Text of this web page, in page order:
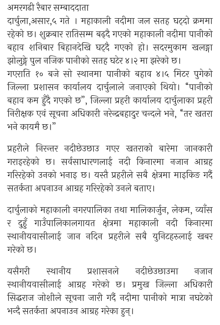
अमरगढी रैबार सम्बाददाता
दार्चुला,असार,५ गते । महाकाली नदीमा जल सतह घट्दो क्रममा
रहेको छ। शुक्रबार रातिसम्म बढ्दै गएको महाकाली नदीमा पानीको
बहाव शनिबार बिहानदेखि घट्दै गएको हो। सदरमुकाम खलङ्गा
झोलुङ्गे पुल नजिक पानीको सतह घटेर ४।२ मा झरेको छ।
गएराति १० बजे सो स्थानमा पानीको बहाव ४।५ मिटर पुगेको
जिल्ला प्रशासन कार्यालय दार्चुलाले जनाएको थियो। “पानीको
बहाव कम हुँदै गएको छ”, जिल्ला प्रहरी कार्यालय दार्चुलाका प्रहरी
निरीक्षक एवं सूचना अधिकारी नरेन्द्रबहादुर चन्दले भने, “तर खतरा
भने कायमै छ।”
प्रहरीले निरन्तर नदीछेउछाउ गएर खतराको बारेमा जानकारी
गराइरहेको छ। सर्वसाधारणलाई नदी किनारमा नजान आग्रह
गरिरहेको उनको भनाइ छ। यस्तै प्रहरीले सबै क्षेत्रमा माइकिङ गर्दै
सतर्कता अपनाउन आग्रह गरिरहेको उनले बताए।
दार्चुलाको महाकाली नगरपालिका तथा मालिकार्जुन, लेकम, व्याँस
र दुहुँ गाउँपालिकालगायत क्षेत्रमा महाकाली नदी किनारमा
स्थानीयवासीलाई जान नदिन प्रहरीले सबै युनिटहरुलाई खबर
गरेको छ।
यसैगरी स्थानीय प्रशासनले नदीछेउछाउमा नजान
स्थानीयवासीलाई आग्रह गरेको छ। प्रमुख जिल्ला अधिकारी
सिद्धराज जोशीले सूचना जारी गर्दै नदीमा पानीको मात्रा नघटेको
भन्दै सतर्कता अपनाउन आग्रह गरेका हुन्।